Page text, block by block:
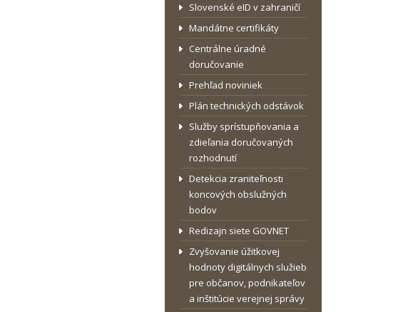
Slovenské eID v zahraničí
Mandátne certifikáty
Centrálne úradné
doručovanie
Prehľad noviniek
Plán technických odstávok
Služby sprístupňovania a
zdieľania doručovaných
rozhodnutí
Detekcia zraniteľnosti
koncových obslužných
bodov
Redizajn siete GOVNET
Zvyšovanie úžitkovej
hodnoty digitálnych služieb
pre občanov, podnikateľov
a inštitúcie verejnej správy